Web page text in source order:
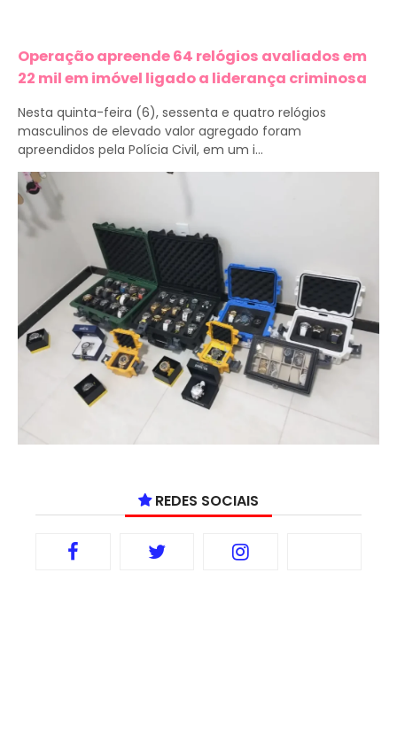
Operação apreende 64 relógios avaliados em
22 mil em imóvel ligado a liderança criminosa
Nesta quinta-feira (6), sessenta e quatro relógios
masculinos de elevado valor agregado foram
apreendidos pela Polícia Civil, em um i...
REDES SOCIAIS